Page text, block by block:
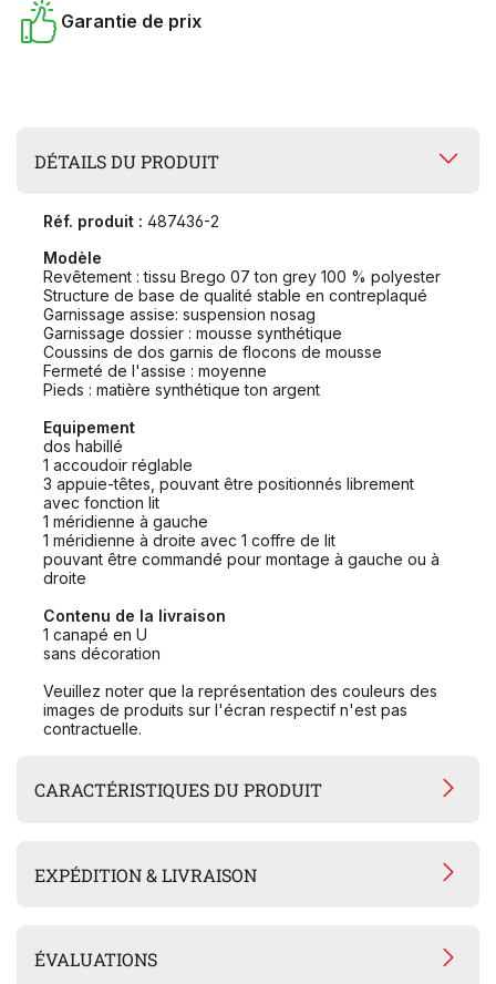
Garantie de prix
DÉTAILS DU PRODUIT
Réf. produit : 487436-2
Modèle
Revêtement : tissu Brego 07 ton grey 100 % polyester
Structure de base de qualité stable en contreplaqué
Garnissage assise: suspension nosag
Garnissage dossier : mousse synthétique
Coussins de dos garnis de flocons de mousse
Fermeté de l'assise : moyenne
Pieds : matière synthétique ton argent
Equipement
dos habillé
1 accoudoir réglable
3 appuie-têtes, pouvant être positionnés librement
avec fonction lit
1 méridienne à gauche
1 méridienne à droite avec 1 coffre de lit
pouvant être commandé pour montage à gauche ou à
droite
Contenu de la livraison
1 canapé en U
sans décoration
Veuillez noter que la représentation des couleurs des
images de produits sur l'écran respectif n'est pas
contractuelle.
CARACTÉRISTIQUES DU PRODUIT
EXPÉDITION & LIVRAISON
ÉVALUATIONS